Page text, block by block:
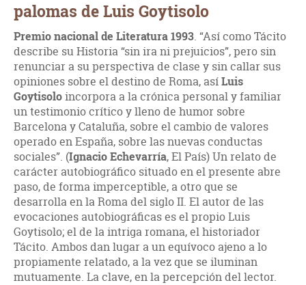
palomas de Luis Goytisolo
Premio nacional de Literatura 1993. “Así como Tácito
describe su Historia “sin ira ni prejuicios”, pero sin
renunciar a su perspectiva de clase y sin callar sus
opiniones sobre el destino de Roma, asíLuis
Goytisoloincorpora a la crónica personal y familiar
un testimonio crítico y lleno de humor sobre
Barcelona y Cataluña, sobre el cambio de valores
operado en España, sobre las nuevas conductas
sociales”. (Ignacio Echevarría, El País) Un relato de
carácter autobiográfico situado en el presente abre
paso, de forma imperceptible, a otro que se
desarrolla en la Roma del siglo II. El autor de las
evocaciones autobiográficas es el propio Luis
Goytisolo; el de la intriga romana, el historiador
Tácito. Ambos dan lugar a un equívoco ajeno a lo
propiamente relatado, a la vez que se iluminan
mutuamente. La clave, en la percepción del lector.